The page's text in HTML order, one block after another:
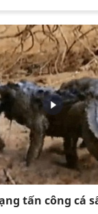
tấn công cá